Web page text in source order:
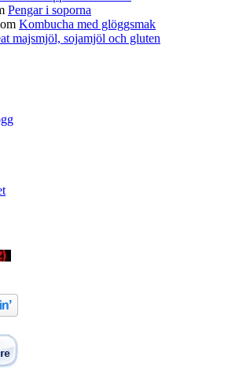
Pengar i soporna
om Kombucha med glöggsmak
majsmjöl, sojamjöl och gluten